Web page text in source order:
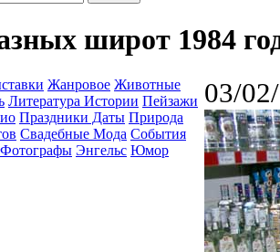
широт 1984
Жанровое Животные
Литература Истории Пейзажи
Праздники Даты Природа
Свадебные Мода События
Фотографы Энгельс Юмор
03/